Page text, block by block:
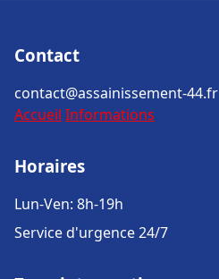
Contact
contact@assainissement-44.fr
Accueil Informations
Horaires
Lun-Ven: 8h-19h
Service d'urgence 24/7